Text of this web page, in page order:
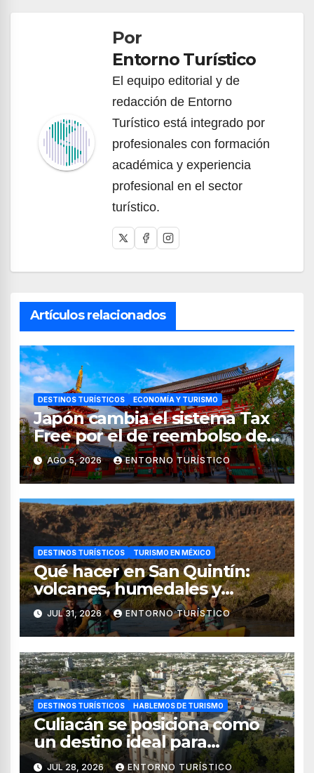
entradasPor
Entorno Turístico
El equipo editorial y de
redacción de Entorno
Turístico está integrado por
profesionales con formación
académica y experiencia
profesional en el sector
turístico.
Artículos relacionados
DESTINOS TURÍSTICOS ECONOMÍA Y TURISMO
Japón cambia el sistema Tax
Free por el de reembolso de
impuestos desde noviembre
de 2026
AGO 5, 2026 ENTORNO TURÍSTICO
DESTINOS TURÍSTICOS TURISMO EN MÉXICO
Qué hacer en San Quintín:
volcanes, humedales y
sabores del mar
JUL 31, 2026 ENTORNO TURÍSTICO
DESTINOS TURÍSTICOS HABLEMOS DE TURISMO
Culiacán se posiciona como
un destino ideal para
combinar negocios y turismo
JUL 28, 2026 ENTORNO TURÍSTICO